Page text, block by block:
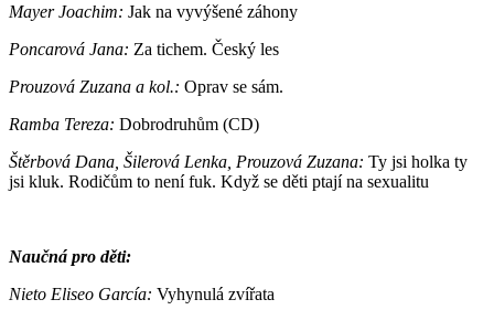
Mayer Joachim: Jak na vyvýšené záhony
Poncarová Jana: Za tichem. Český les
Prouzová Zuzana a kol.: Oprav se sám.
Ramba Tereza: Dobrodruhům (CD)
Štěrbová Dana, Šilerová Lenka, Prouzová Zuzana: Ty jsi holka ty
jsi kluk. Rodičům to není fuk. Když se děti ptají na sexualitu
Naučná pro děti:
Nieto Eliseo García: Vyhynulá zvířata